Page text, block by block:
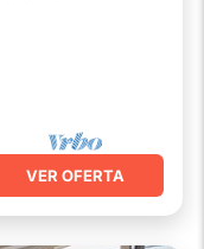
VER OFERTA